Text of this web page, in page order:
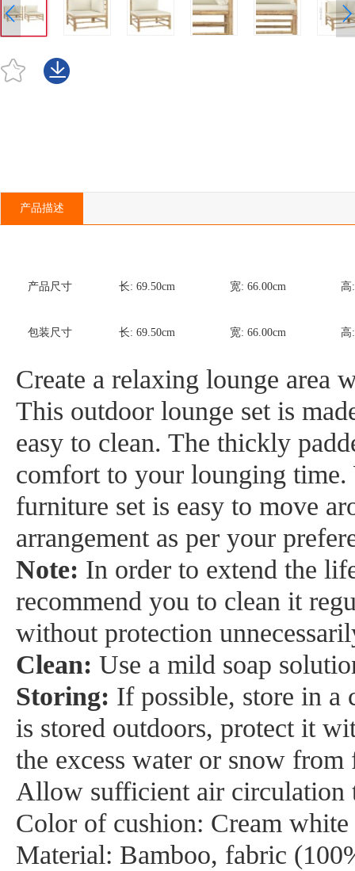
产品描述
产品尺寸 长: 69.50cm 宽: 66.00cm
包装尺寸 长: 69.50cm 宽: 66.00cm
Create a relaxing lounge area
This outdoor lounge set is
easy to clean. The thickly
comfort to your lounging
furniture set is easy to move
arrangement as per your
Note: In order to extend the
recommend you to clean it
without protection
Clean: Use a mild soap
Storing: If possible, store in a
is stored outdoors, protect it
the excess water or snow
Allow sufficient air circulation
Color of cushion: Cream white
Material: Bamboo, fabric